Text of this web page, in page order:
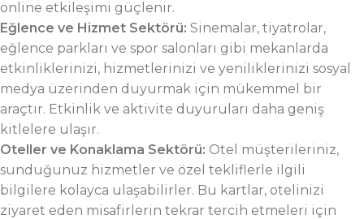
online etkileşimi güçlenir.
Eğlence ve Hizmet Sektörü: Sinemalar, tiyatrolar,
eğlence parkları ve spor salonları gibi mekanlarda
etkinliklerinizi, hizmetlerinizi ve yeniliklerinizi sosyal
medya üzerinden duyurmak için mükemmel bir
araçtır. Etkinlik ve aktivite duyuruları daha geniş
kitlelere ulaşır.
Oteller ve Konaklama Sektörü: Otel müşterileriniz,
sunduğunuz hizmetler ve özel tekliflerle ilgili
bilgilere kolayca ulaşabilirler. Bu kartlar, otelinizi
ziyaret eden misafirlerin tekrar tercih etmeleri için